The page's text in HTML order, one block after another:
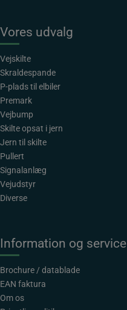
Vores udvalg
Vejskilte
Skraldespande
P-plads til elbiler
Premark
Vejbump
Skilte opsat i jern
Jern til skilte
Pullert
Signalanlæg
Vejudstyr
Diverse
Information og service
Brochure / datablade
EAN faktura
Om os